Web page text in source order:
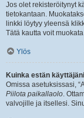
Jos olet rekisteröitynyt
tietokantaan.
linkki löytyy yleensä
Tätä kautta voit
Ylös
Kuinka estän
Omissa asetuksissasi,
Piilota paikallaolo.
valvojille ja itsellesi.